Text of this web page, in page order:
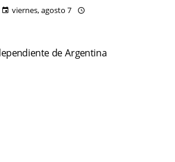
viernes, agosto 7